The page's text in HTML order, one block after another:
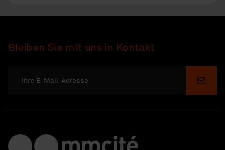
Bleiben Sie mit uns in Kontakt